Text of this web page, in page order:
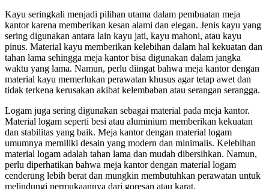
Kayu seringkali menjadi pilihan utama dalam pembuatan meja
kantor karena memberikan kesan alami dan elegan. Jenis kayu yang
sering digunakan antara lain kayu jati, kayu mahoni, atau kayu
pinus. Material kayu memberikan kelebihan dalam hal kekuatan dan
tahan lama sehingga meja kantor bisa digunakan dalam jangka
waktu yang lama. Namun, perlu diingat bahwa meja kantor dengan
material kayu memerlukan perawatan khusus agar tetap awet dan
tidak terkena kerusakan akibat kelembaban atau serangan serangga.
Logam juga sering digunakan sebagai material pada meja kantor.
Material logam seperti besi atau aluminium memberikan kekuatan
dan stabilitas yang baik. Meja kantor dengan material logam
umumnya memiliki desain yang modern dan minimalis. Kelebihan
material logam adalah tahan lama dan mudah dibersihkan. Namun,
perlu diperhatikan bahwa meja kantor dengan material logam
cenderung lebih berat dan mungkin membutuhkan perawatan untuk
melindungi permukaannya dari goresan atau karat.